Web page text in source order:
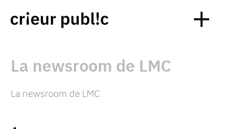
La newsroom de LMC
La newsroom de LMC